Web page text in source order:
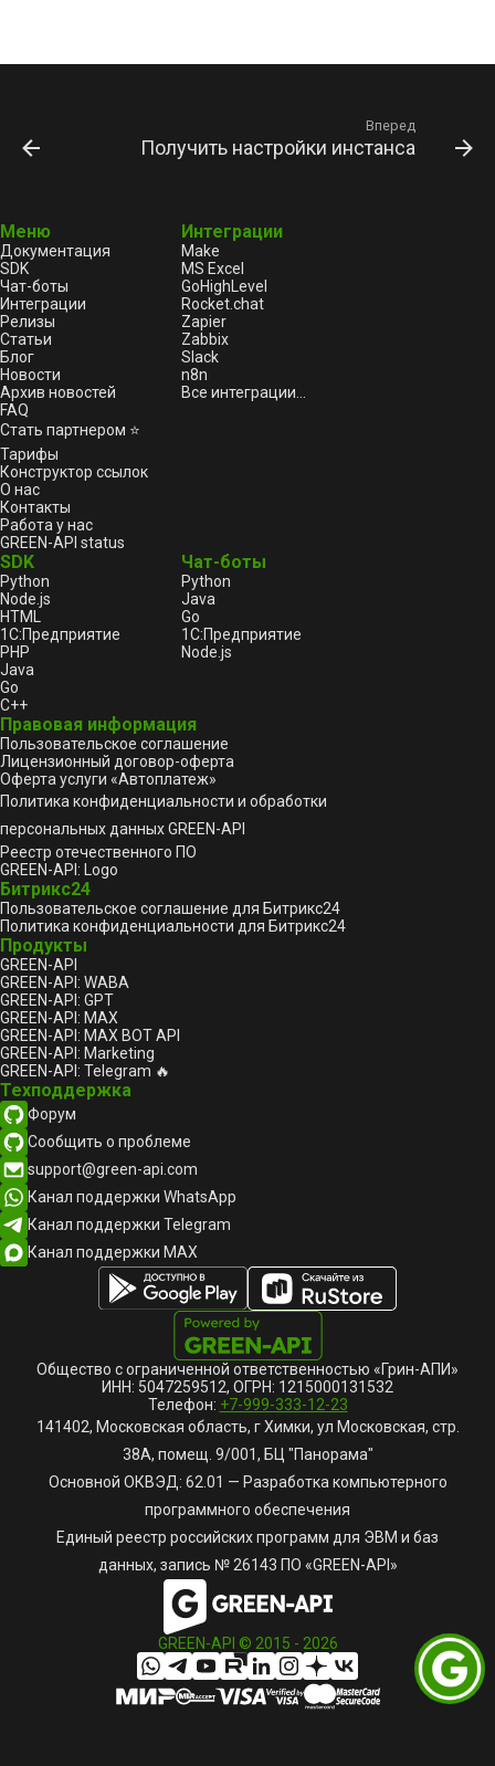
Вперед
Получить настройки инстанса
Меню
Документация
SDK
Чат-боты
Интеграции
Релизы
Статьи
Блог
Новости
Архив новостей
FAQ
Стать партнером ⭐
Тарифы
Конструктор ссылок
О нас
Контакты
Работа у нас
GREEN-API status
Интеграции
Make
MS Excel
GoHighLevel
Rocket.chat
Zapier
Zabbix
Slack
n8n
Все интеграции...
SDK
Python
Node.js
HTML
1С:Предприятие
PHP
Java
Go
C++
Чат-боты
Python
Java
Go
1С:Предприятие
Node.js
Правовая информация
Пользовательское соглашение
Лицензионный договор-оферта
Оферта услуги «Автоплатеж»
Политика конфиденциальности и обработки
персональных данных GREEN-API
Реестр отечественного ПО
GREEN-API: Logo
Битрикс24
Пользовательское соглашение для Битрикс24
Политика конфиденциальности для Битрикс24
Продукты
GREEN-API
GREEN-API: WABA
GREEN-API: GPT
GREEN-API: MAX
GREEN-API: MAX BOT API
GREEN-API: Marketing
GREEN-API: Telegram 🔥
Техподдержка
Форум
Сообщить о проблеме
support@green-api.com
Канал поддержки WhatsApp
Канал поддержки Telegram
Канал поддержки MAX
Общество с ограниченной ответственностью «Грин-АПИ»
ИНН: 5047259512, ОГРН: 1215000131532
Телефон: +7-999-333-12-23
141402, Московская область, г Химки, ул Московская, стр.
38А, помещ. 9/001, БЦ "Панорама"
Основной ОКВЭД: 62.01 — Разработка компьютерного
программного обеспечения
Единый реестр российских программ для ЭВМ и баз
данных, запись № 26143 ПО «GREEN-API»
GREEN-API © 2015 - 2026